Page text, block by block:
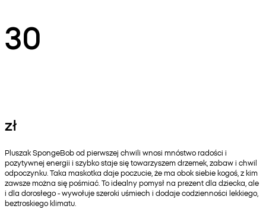
30
zł
Pluszak SpongeBob od pierwszej chwili wnosi mnóstwo radości i
pozytywnej energii i szybko staje się towarzyszem drzemek, zabaw i chwil
odpoczynku. Taka maskotka daje poczucie, że ma obok siebie kogoś, z kim
zawsze można się pośmiać. To idealny pomysł na prezent dla dziecka, ale
i dla dorosłego - wywołuje szeroki uśmiech i dodaje codzienności lekkiego,
beztroskiego klimatu.